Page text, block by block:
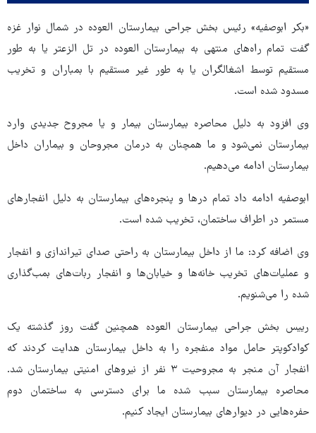
«بکر ابوصفیه» رئیس بخش جراحی بیمارستان العوده در شمال نوار غزه
گفت تمام راه‌های منتهی به بیمارستان العوده در تل الزعتر یا به طور
مستقیم توسط اشغالگران یا به طور غیر مستقیم با بمباران و تخریب
مسدود شده است.
وی افزود به دلیل محاصره بیمارستان بیمار و یا مجروح جدیدی وارد
بیمارستان نمی‌شود و ما همچنان به درمان مجروحان و بیماران داخل
بیمارستان ادامه می‌دهیم.
ابوصفیه ادامه داد تمام درها و پنجره‌های بیمارستان به دلیل انفجارهای
مستمر در اطراف ساختمان، تخریب شده است.
وی اضافه کرد: ما از داخل بیمارستان به راحتی صدای تیراندازی و انفجار
و عملیات‌های تخریب خانه‌ها و خیابان‌ها و انفجار ربات‌های بمب‌گذاری
شده را می‌شنویم.
رییس بخش جراحی بیمارستان العوده همچنین گفت روز گذشته یک
کوادکوپتر حامل مواد منفجره را به داخل بیمارستان هدایت کردند که
انفجار آن منجر به مجروحیت ۳ نفر از نیروهای امنیتی بیمارستان شد.
محاصره بیمارستان سبب شده ما برای دسترسی به ساختمان دوم
حفره‌هایی در دیوارهای بیمارستان ایجاد کنیم.